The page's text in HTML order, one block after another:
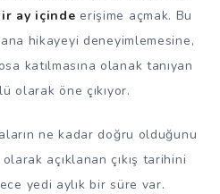
ay içinde erişime açmak. Bu
hikayeyi deneyimlemesine,
katılmasına olanak tanıyan
olarak öne çıkıyor.
ne kadar doğru olduğunu
olarak açıklanan çıkış tarihini
yedi aylık bir süre var.